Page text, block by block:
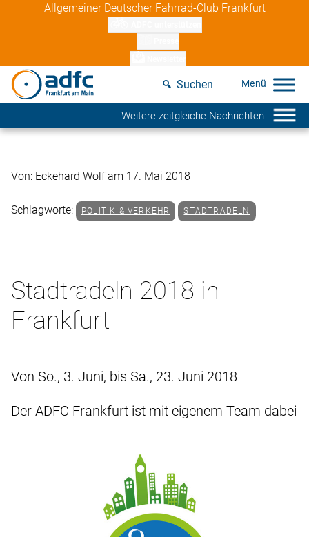
Allgemeiner Deutscher Fahrrad-Club Frankfurt
Suchen
Weitere zeitgleiche Nachrichten
Von: Eckehard Wolf am 17. Mai 2018
Schlagworte: POLITIK & VERKEHR STADTRADELN
Stadtradeln 2018 in
Frankfurt
Von So., 3. Juni, bis Sa., 23. Juni 2018
Der ADFC Frankfurt ist mit eigenem Team dabei